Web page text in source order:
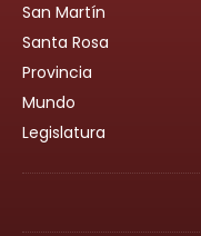
San Martín
Santa Rosa
Provincia
Mundo
Legislatura